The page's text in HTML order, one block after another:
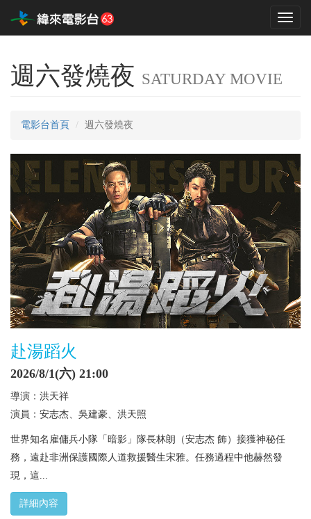
Toggle
週六發燒夜 SATURDAY MOVIE
電影台首頁 週六發燒夜
赴湯蹈火
2026/8/1(六) 21:00
導演：洪天祥
演員：安志杰、吳建豪、洪天照
世界知名雇傭兵小隊「暗影」隊長林朗（安志杰 飾）接獲神秘任
務，遠赴非洲保護國際人道救援醫生宋雅。任務過程中他赫然發
現，這...
詳細內容